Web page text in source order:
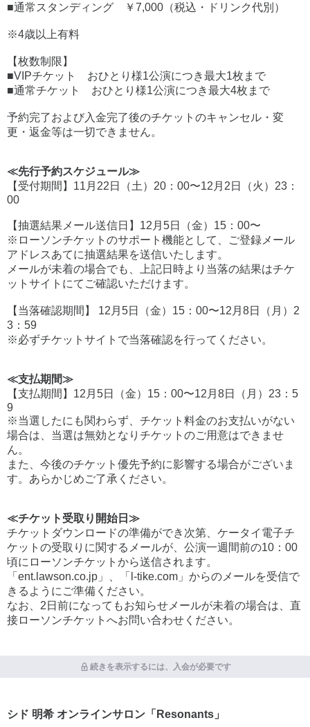
■通常スタンディング ￥7,000（税込・ドリンク代別）
※4歳以上有料
【枚数制限】
■VIPチケット おひとり様1公演につき最大1枚まで
■通常チケット おひとり様1公演につき最大4枚まで
予約完了および入金完了後のチケットのキャンセル・変
更・返金等は一切できません。
≪先行予約スケジュール≫
【受付期間】11月22日（土）20：00〜12月2日（火）23：
00
【抽選結果メール送信日】12月5日（金）15：00〜
※ローソンチケットのサポート機能として、ご登録メール
アドレスあてに抽選結果を送信いたします。
メールが未着の場合でも、上記日時より当落の結果はチケ
ットサイトにてご確認いただけます。
【当落確認期間】 12月5日（金）15：00〜12月8日（月）2
3：59
※必ずチケットサイトで当落確認を行ってください。
≪支払期間≫
【支払期間】12月5日（金）15：00〜12月8日（月）23：5
9
※当選したにも関わらず、チケット料金のお支払いがない
場合は、当選は無効となりチケットのご用意はできませ
ん。
また、今後のチケット優先予約に影響する場合がございま
す。あらかじめご了承ください。
≪チケット受取り開始日≫
チケットダウンロードの準備ができ次第、ケータイ電子チ
ケットの受取りに関するメールが、公演一週間前の10：00
頃にローソンチケットから送信されます。
「ent.lawson.co.jp」、「l-tike.com」からのメールを受信で
きるようにご準備ください。
なお、2日前になってもお知らせメールが未着の場合は、直
接ローソンチケットへお問い合わせください。
続きを表示するには、入会が必要です
シド 明希 オンラインサロン「Resonants」